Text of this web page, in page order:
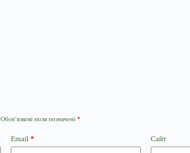
Обов’язкові поля позначені *
Email * Сайт